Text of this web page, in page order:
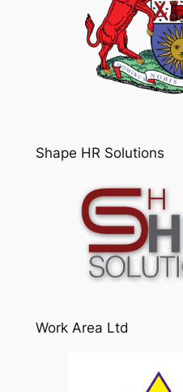
Shape HR Solutions
Work Area Ltd